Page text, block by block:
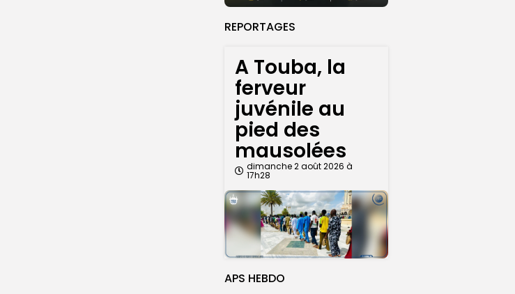
REPORTAGES
A Touba, la
ferveur
juvénile au
pied des
mausolées
dimanche 2 août 2026 à
17h28
APS HEBDO